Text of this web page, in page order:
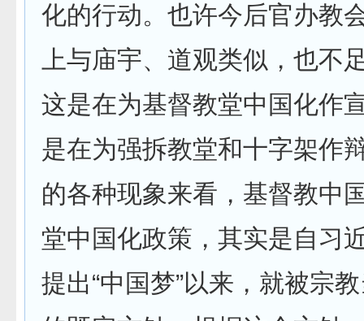
化的行动。也许今后官办教
上与庙宇、道观类似，也不
这是在为基督教堂中国化作
是在为强拆教堂和十字架作
的各种现象来看，基督教中
堂中国化政策，其实是自习
提出“中国梦”以来，就被宗